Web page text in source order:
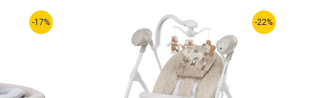
-17% -22%